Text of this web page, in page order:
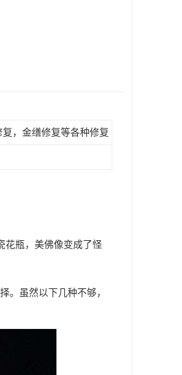
，金缮修复等各种修复
花瓶，美佛像变成了怪
。虽然以下几种不够，